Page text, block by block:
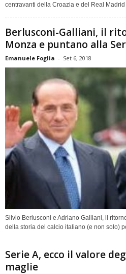
centravanti della Croazia e del Real
Berlusconi-Galliani, il
Monza e puntano alla
Emanuele Foglia - Set 6, 2018
Silvio Berlusconi e Adriano Galliani, il
della storia del calcio italiano (e non solo)
Serie A, ecco il valore
maglie